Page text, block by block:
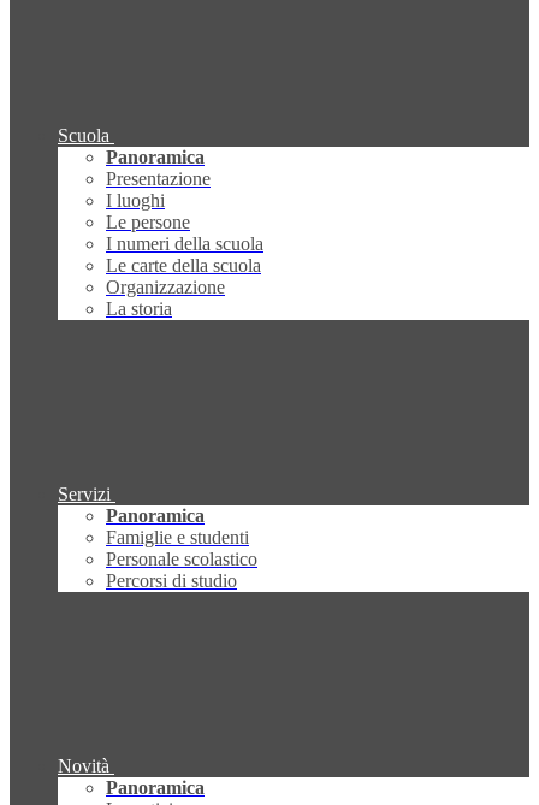
Scuola
Panoramica
Presentazione
I luoghi
Le persone
I numeri della scuola
Le carte della scuola
Organizzazione
La storia
Servizi
Panoramica
Famiglie e studenti
Personale scolastico
Percorsi di studio
Novità
Panoramica